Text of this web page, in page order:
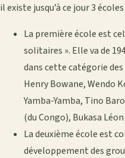
il existe jusqu’à ce jour 3 écoles
La première école est
solitaires ». Elle va de
dans cette catégorie
Henry Bowane, Wendo
Yamba-Yamba, Tino
(du Congo), Bukasa
La deuxième école est
développement des